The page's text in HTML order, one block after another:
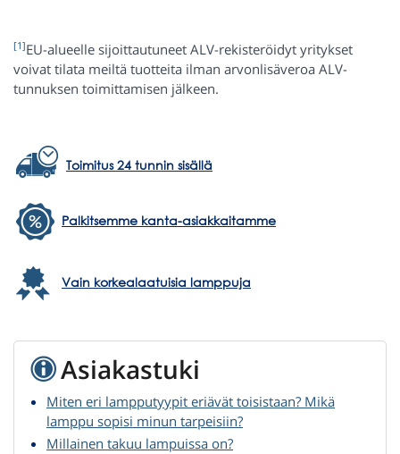
[1]EU-alueelle sijoittautuneet ALV-rekisteröidyt yritykset
voivat tilata meiltä tuotteita ilman arvonlisäveroa ALV-
tunnuksen toimittamisen jälkeen.
Toimitus 24 tunnin sisällä
Palkitsemme kanta-asiakkaitamme
Vain korkealaatuisia lamppuja
Asiakastuki
Miten eri lampputyypit eriävät toisistaan? Mikä
lamppu sopisi minun tarpeisiin?
Millainen takuu lampuissa on?